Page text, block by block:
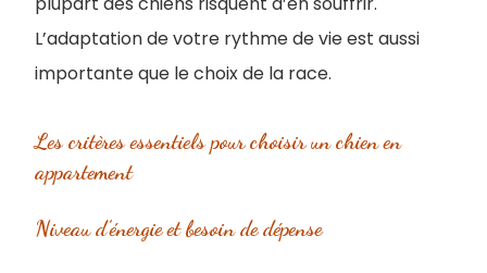
L’adaptation de votre rythme de vie est aussi
importante que le choix de la race.
Les critères essentiels pour choisir un chien en
appartement
Niveau d’énergie et besoin de dépense